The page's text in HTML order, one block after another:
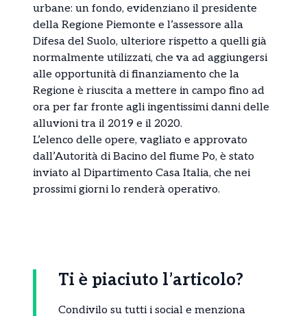
urbane: un fondo, evidenziano il presidente
della Regione Piemonte e l’assessore alla
Difesa del Suolo, ulteriore rispetto a quelli già
normalmente utilizzati, che va ad aggiungersi
alle opportunità di finanziamento che la
Regione è riuscita a mettere in campo fino ad
ora per far fronte agli ingentissimi danni delle
alluvioni tra il 2019 e il 2020.
L’elenco delle opere, vagliato e approvato
dall’Autorità di Bacino del fiume Po, è stato
inviato al Dipartimento Casa Italia, che nei
prossimi giorni lo renderà operativo.
Ti è piaciuto l’articolo?
Condivilo su tutti i social e menziona